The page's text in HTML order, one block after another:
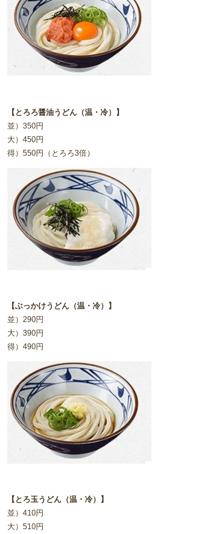
【とろろ醤油うどん（温・冷）】
並）350円
大）450円
得）550円（とろろ3倍）
【ぶっかけうどん（温・冷）】
並）290円
大）390円
得）490円
【とろ玉うどん（温・冷）】
並）410円
大）510円